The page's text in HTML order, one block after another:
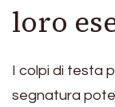
loro
I colpi di testa
segnatura